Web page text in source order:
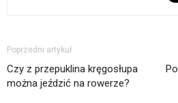
Poprzedni artykuł
Czy z przepuklina kręgosłupa
można jeździć na rowerze?